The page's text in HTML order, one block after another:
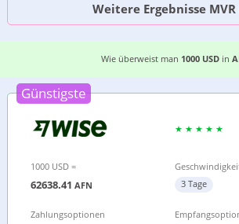
Weitere Ergebnisse MVR
DIE 3 EINFACHSTEN
Wie überweist man 1000 USD in
Günstigste
1000 USD =
62638.41 AFN
3 Tage
Zahlungsoptionen